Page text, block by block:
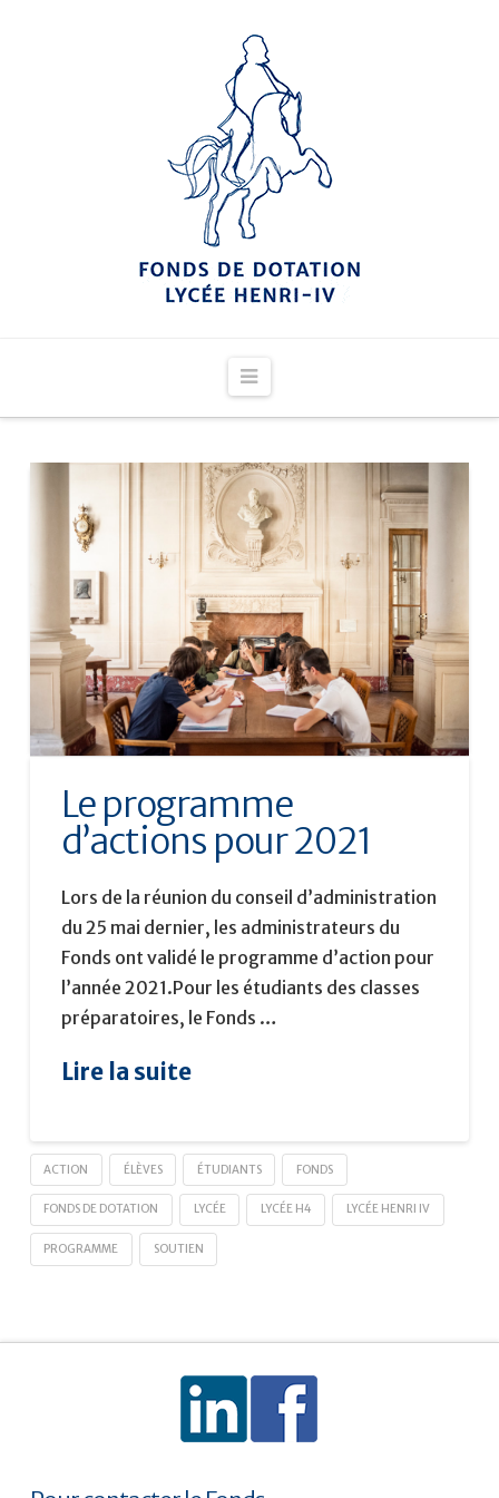
Navigation
Le programme
d’actions pour 2021
Lors de la réunion du conseil d’administration
du 25 mai dernier, les administrateurs du
Fonds ont validé le programme d’action pour
l’année 2021.Pour les étudiants des classes
préparatoires, le Fonds …
Lire la suite
ACTION ÉLÈVES ÉTUDIANTS FONDS
FONDS DE DOTATION LYCÉE LYCÉE H4 LYCÉE HENRI IV
PROGRAMME SOUTIEN